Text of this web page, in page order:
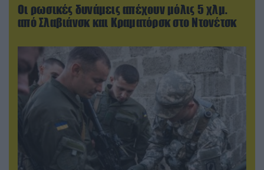
Οι ρωσικές δυνάμεις απέχουν μόλις 5 χλμ.
από Σλαβιάνσκ και Κραματόρσκ στο Ντονέτσκ